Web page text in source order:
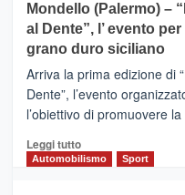
e
messaggi
di
CASTIGLIONE
DI
SICILIA
(Ct)
–
Il
Borgo
Gusto,
il
Mondello (Palermo) –
al Dente”, l’ evento
grano duro siciliano
Arriva la prima edizione di
Dente”, l’evento
l’obiettivo di promuovere
Leggi tuttoLeggi
di
Automobilismo Sport